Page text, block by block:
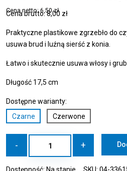
Cena netto:6,50zł
Cena brutto:8,00 zł
Praktyczne plastikowe zgrzebło do
usuwa brud i luźną sierść z konia.
Łatwo i skutecznie usuwa włosy i
Długość 17,5 cm
Dostępne warianty:
Czarne
Czerwone
-
Zgrzebło
+